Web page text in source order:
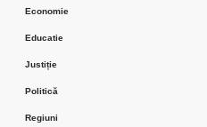
Economie
Educatie
Justiție
Politică
Regiuni